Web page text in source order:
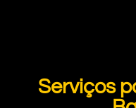
Serviços